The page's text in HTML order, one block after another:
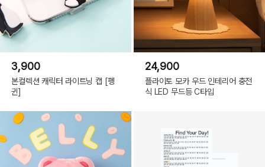
3,900
본컬렉션 캐릭터 라이트닝 캡 [펭
귄]
24,900
플라이토 모카 우드 인테리어 충전
식 LED 무드등 C타입